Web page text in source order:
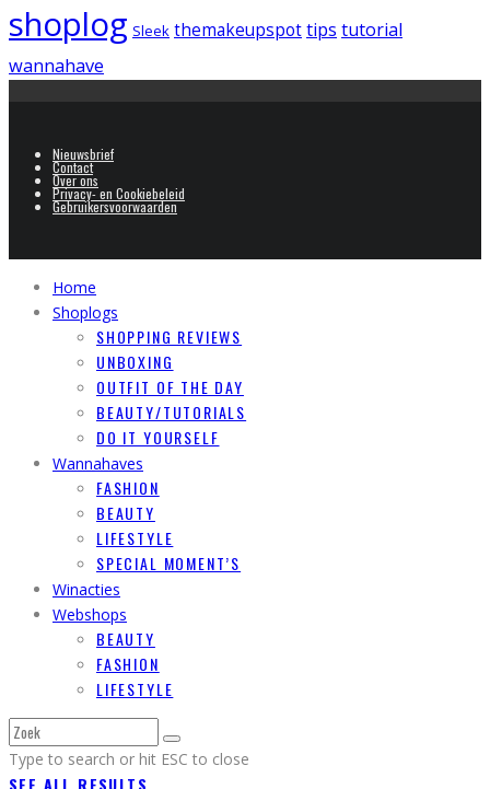
shoplog Sleek themakeupspottips tutorial
wannahave
Nieuwsbrief
Contact
Over ons
Privacy- en Cookiebeleid
Gebruikersvoorwaarden
Home
Shoplogs
SHOPPING REVIEWS
UNBOXING
OUTFIT OF THE DAY
BEAUTY/TUTORIALS
DO IT YOURSELF
Wannahaves
FASHION
BEAUTY
LIFESTYLE
SPECIAL MOMENT’S
Winacties
Webshops
BEAUTY
FASHION
LIFESTYLE
Type to search or hit ESC to close
SEE ALL RESULTS